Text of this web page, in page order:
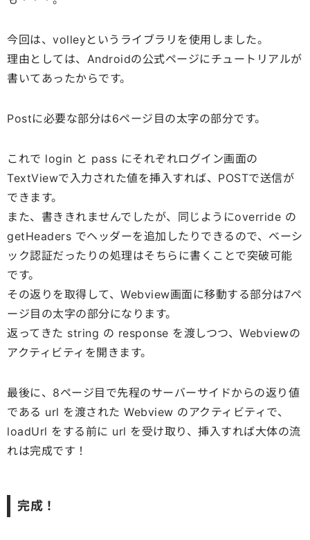
今回は、volleyというライブラリを使用しました。
理由としては、Androidの公式ページにチュートリアルが
書いてあったからです。
Postに必要な部分は6ページ目の太字の部分です。
これで login と pass にそれぞれログイン画面の
TextViewで入力された値を挿入すれば、POSTで送信が
できます。
また、書ききれませんでしたが、同じようにoverride の
getHeaders でヘッダーを追加したりできるので、ベーシ
ック認証だったりの処理はそちらに書くことで突破可能
です。
その返りを取得して、Webview画面に移動する部分は7ペ
ージ目の太字の部分になります。
返ってきた string の response を渡しつつ、Webviewの
アクティビティを開きます。
最後に、8ページ目で先程のサーバーサイドからの返り値
である url を渡された Webview のアクティビティで、
loadUrl をする前に url を受け取り、挿入すれば大体の流
れは完成です！
完成！